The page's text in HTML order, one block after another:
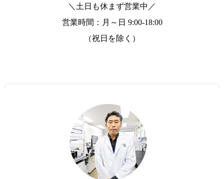
＼土日も休まず営業中／
営業時間：月～日 9:00-18:00
（祝日を除く）